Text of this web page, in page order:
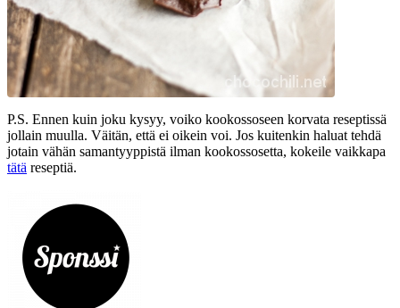
P.S. Ennen kuin joku kysyy, voiko kookossoseen korvata reseptissä
jollain muulla. Väitän, että ei oikein voi. Jos kuitenkin haluat tehdä
jotain vähän samantyyppistä ilman kookossosetta, kokeile vaikkapa
tätä reseptiä.